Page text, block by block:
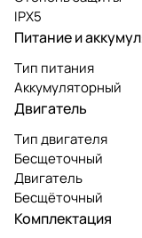
IPX5
Питание и
Тип питания
Аккумуляторный
Двигатель
Тип двигателя
Бесщеточный
Двигатель
Бесщёточный
Комплектация